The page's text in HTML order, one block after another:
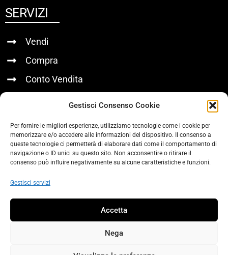
Gestisci Consenso Cookie
Per fornire le migliori esperienze, utilizziamo tecnologie come i cookie per
memorizzare e/o accedere alle informazioni del dispositivo. Il consenso a
queste tecnologie ci permetterà di elaborare dati come il comportamento di
navigazione o ID unici su questo sito. Non acconsentire o ritirare il
consenso può influire negativamente su alcune caratteristiche e funzioni.
Gestisci servizi
Accetta
Nega
SERVIZI
Vendi
Compra
Conto Vendita
Chi Siamo
Contatti